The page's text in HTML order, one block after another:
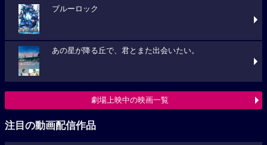
ブルーロック
あの星が降る丘で、君とまた出会いたい。
劇場上映中の映画一覧
注目の動画配信作品